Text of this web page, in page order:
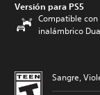
Versión para PS5
Compatible
inalámbrico
Sangre,